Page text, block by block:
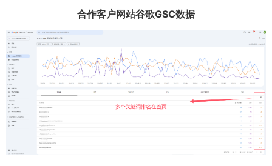
合作客户网站谷歌GSC数据